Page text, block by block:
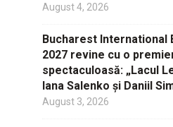
August 4, 2026
Bucharest International
2027 revine cu o
spectaculoasă: „Lacul
Iana Salenko și Daniil
August 3, 2026